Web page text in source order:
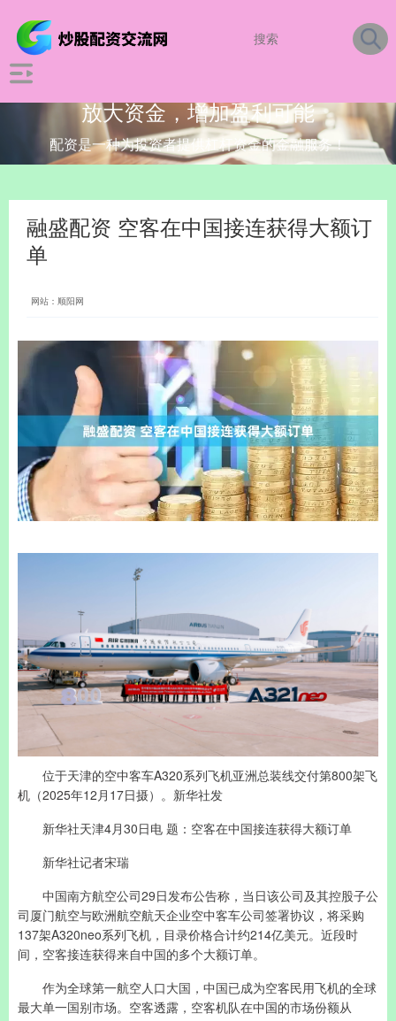
放大资金，增加盈利可能
配资是一种为投资者提供杠杆资金的金融服务！
融盛配资 空客在中国接连获得大额订
单
网站：顺阳网
位于天津的空中客车A320系列飞机亚洲总装线交付第800架飞
机（2025年12月17日摄）。新华社发
新华社天津4月30日电 题：空客在中国接连获得大额订单
新华社记者宋瑞
中国南方航空公司29日发布公告称，当日该公司及其控股子公
司厦门航空与欧洲航空航天企业空中客车公司签署协议，将采购
137架A320neo系列飞机，目录价格合计约214亿美元。近段时
间，空客接连获得来自中国的多个大额订单。
作为全球第一航空人口大国，中国已成为空客民用飞机的全球
最大单一国别市场。空客透露，空客机队在中国的市场份额从